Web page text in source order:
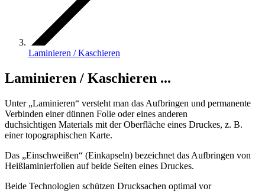
Laminieren / Kaschieren
Laminieren / Kaschieren ...
Unter „Laminieren“ versteht man das Aufbringen und permanente
Verbinden einer dünnen Folie oder eines anderen
duchsichtigen Materials mit der Oberfläche eines Druckes, z. B.
einer topographischen Karte.
Das „Einschweißen“ (Einkapseln) bezeichnet das Aufbringen von
Heißlaminierfolien auf beide Seiten eines Druckes.
Beide Technologien schützen Drucksachen optimal vor